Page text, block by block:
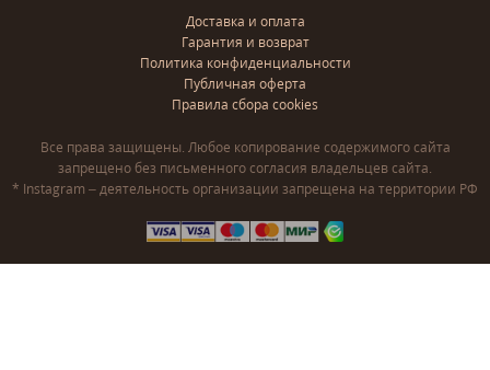
Доставка и оплата
Гарантия и возврат
Политика конфиденциальности
Публичная оферта
Правила сбора cookies
Все права защищены. Любое копирование содержимого сайта
запрещено без письменного согласия владельцев сайта.
* Instagram – деятельность организации запрещена на территории РФ